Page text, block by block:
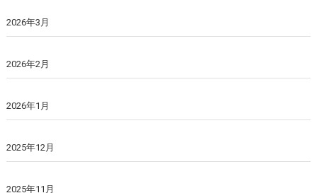
2026年3月
2026年2月
2026年1月
2025年12月
2025年11月